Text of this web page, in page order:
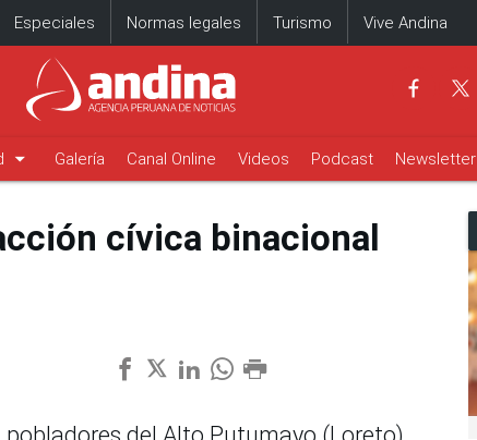
Especiales Normas legales Turismo Vive Andina
arrow_drop_down Galería Canal Online Videos Podcast Newsletter
cívica binacional